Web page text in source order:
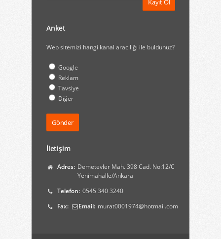
Anket
Web sitemizi hangi kanal aracılığı ile buldunuz?
Google
Reklam
Tavsiye
Diğer
İletişim
Adres: Demetevler Mah. 398 Cad. No:12/C
Yenimahalle/Ankara
Telefon: 0545 340 3240
Fax:
Email: murat0001974@hotmail.com